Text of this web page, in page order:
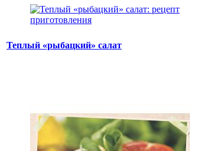
Теплый «рыбацкий» салат